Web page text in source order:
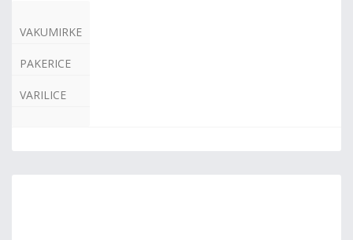
VAKUMIRKE
PAKERICE
VARILICE